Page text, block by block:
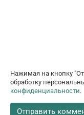
Нажимая на кнопку
обработку
конфиденциальности.